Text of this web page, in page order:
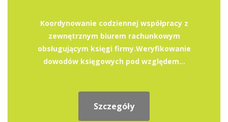
Koordynowanie codziennej współpracy z
zewnętrznym biurem rachunkowym
obsługującym księgi firmy.Weryfikowanie
dowodów księgowych pod względem...
Szczegóły